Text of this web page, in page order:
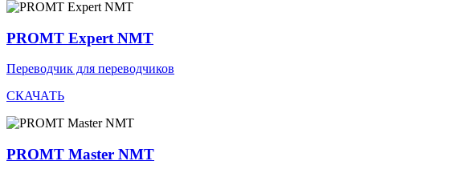
PROMT Expert NMT
Переводчик для переводчиков
СКАЧАТЬ
PROMT Master NMT